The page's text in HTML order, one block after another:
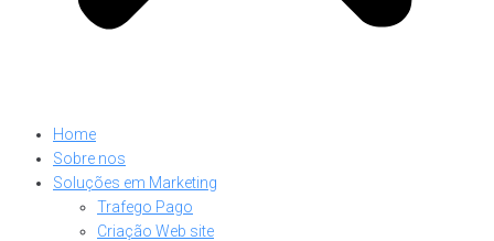
Home
Sobre nos
Soluções em Marketing
Trafego Pago
Criação Web site